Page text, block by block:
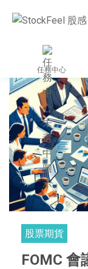
任務中心
股票期貨
FOMC 會